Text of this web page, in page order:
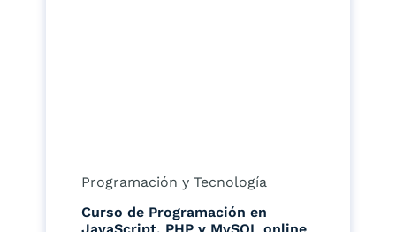
Programación y Tecnología
Curso de Programación en